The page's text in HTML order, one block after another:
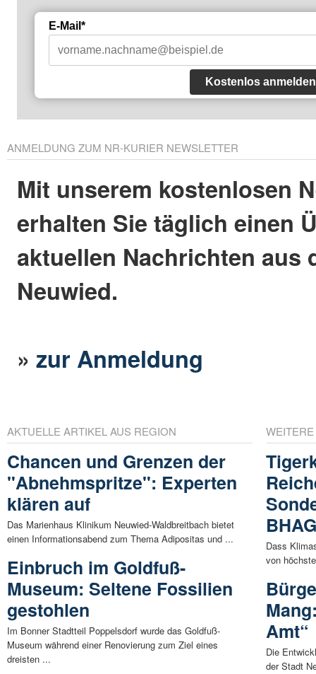
E-Mail*
Kostenlos anmelden
ANMELDUNG ZUM NR-KURIER NEWSLETTER
Mit unserem kostenlosen
erhalten Sie täglich einen
aktuellen Nachrichten aus
Neuwied.
»zur Anmeldung
AKTUELLE ARTIKEL AUS REGION
Chancen und Grenzen der
"Abnehmspritze": Experten
klären auf
Das Marienhaus Klinikum Neuwied-Waldbreitbach bietet
einen Informationsabend zum Thema Adipositas und ...
Einbruch im Goldfuß-
Museum: Seltene Fossilien
gestohlen
Im Bonner Stadtteil Poppelsdorf wurde das Goldfuß-
Museum während einer Renovierung zum Ziel eines
dreisten ...
Dass
von
Amt“
Die
der Stadt